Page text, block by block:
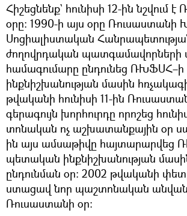
Հիշեցնենք` հունիսի 12-ին նշվում
օրը: 1990-ի այս օրը Ռուսաստանի
Սոցիալիստական
ժողովրդական պատգամավորների
համագումարը ընդունեց
ինքնիշխանության մասին
թվականի հունիսի 11-ին
գերագույն խորհուրդը որոշեց
տոնական ոչ աշխատանքային օր
ին այս ամսաթիվը հայտարարվեց
պետական ինքնիշխանության
ընդունման օր: 2002 թվականի
ստացավ նոր պաշտոնական
Ռուսաստանի օր։